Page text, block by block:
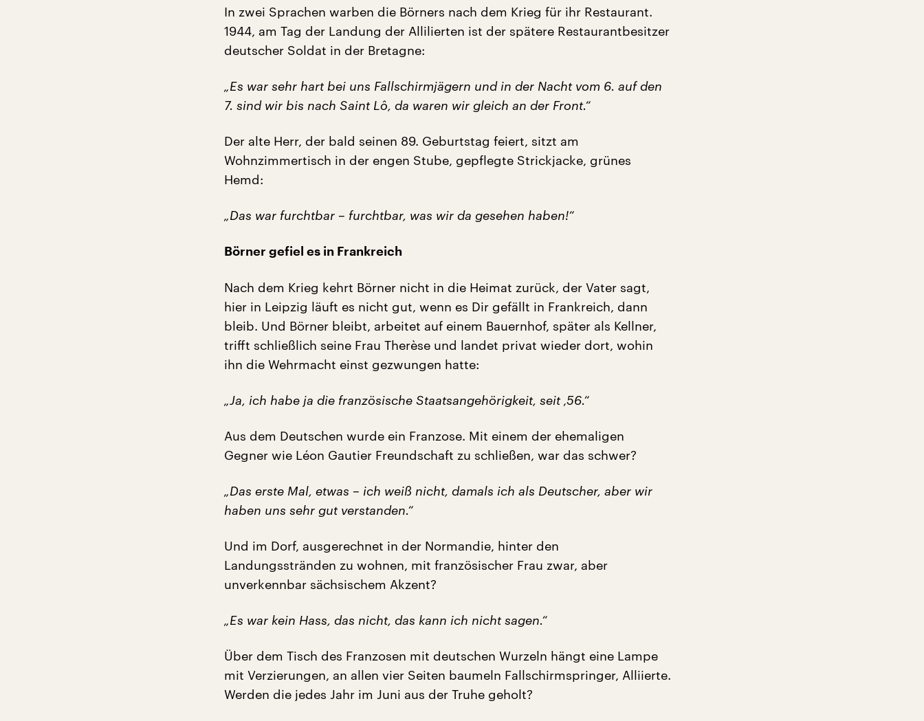
In zwei Sprachen warben die Börners nach dem Krieg für ihr Restaurant.
1944, am Tag der Landung der Allilierten ist der spätere Restaurantbesitzer
deutscher Soldat in der Bretagne:
„Es war sehr hart bei uns Fallschirmjägern und in der Nacht vom 6. auf den
7. sind wir bis nach Saint Lô, da waren wir gleich an der Front.“
Der alte Herr, der bald seinen 89. Geburtstag feiert, sitzt am
Wohnzimmertisch in der engen Stube, gepflegte Strickjacke, grünes
Hemd:
„Das war furchtbar – furchtbar, was wir da gesehen haben!“
Börner gefiel es in Frankreich
Nach dem Krieg kehrt Börner nicht in die Heimat zurück, der Vater sagt,
hier in Leipzig läuft es nicht gut, wenn es Dir gefällt in Frankreich, dann
bleib. Und Börner bleibt, arbeitet auf einem Bauernhof, später als Kellner,
trifft schließlich seine Frau Therèse und landet privat wieder dort, wohin
ihn die Wehrmacht einst gezwungen hatte:
„Ja, ich habe ja die französische Staatsangehörigkeit, seit ‚56.“
Aus dem Deutschen wurde ein Franzose. Mit einem der ehemaligen
Gegner wie Léon Gautier Freundschaft zu schließen, war das schwer?
„Das erste Mal, etwas – ich weiß nicht, damals ich als Deutscher, aber wir
haben uns sehr gut verstanden.“
Und im Dorf, ausgerechnet in der Normandie, hinter den
Landungsstränden zu wohnen, mit französischer Frau zwar, aber
unverkennbar sächsischem Akzent?
„Es war kein Hass, das nicht, das kann ich nicht sagen.“
Über dem Tisch des Franzosen mit deutschen Wurzeln hängt eine Lampe
mit Verzierungen, an allen vier Seiten baumeln Fallschirmspringer, Alliierte.
Werden die jedes Jahr im Juni aus der Truhe geholt?